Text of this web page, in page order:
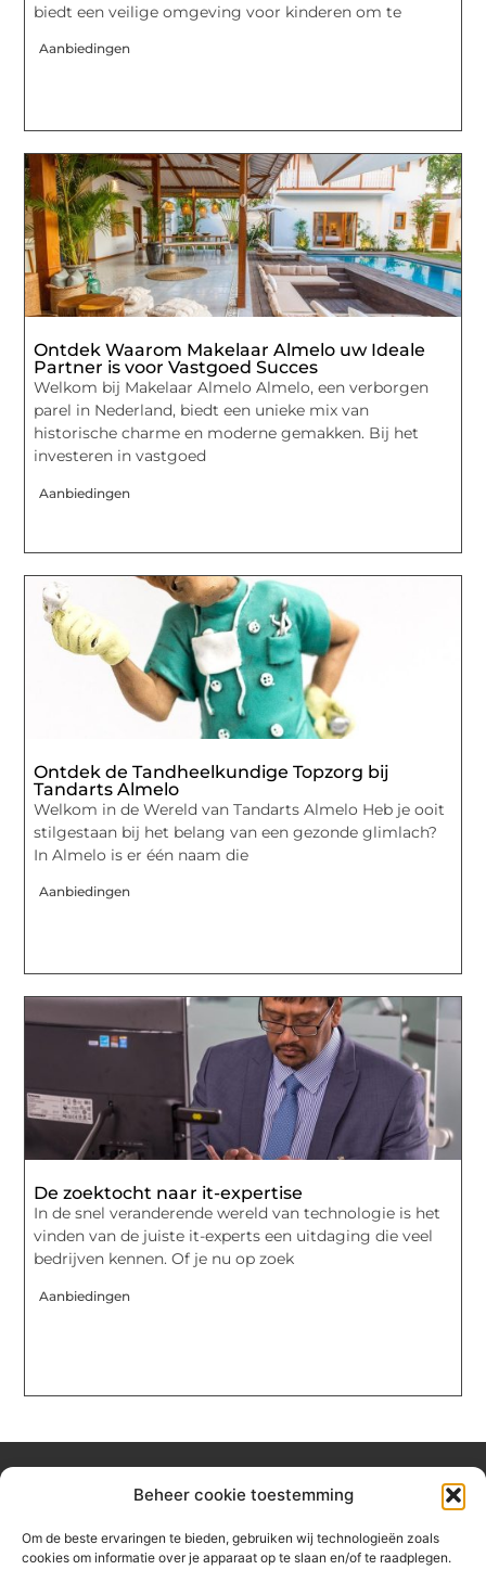
Beheer cookie toestemming
Om de beste ervaringen te bieden, gebruiken wij technologieën zoals
cookies om informatie over je apparaat op te slaan en/of te raadplegen.
biedt een veilige omgeving voor kinderen om te
Aanbiedingen
Ontdek Waarom Makelaar Almelo uw Ideale
Partner is voor Vastgoed Succes
Welkom bij Makelaar Almelo Almelo, een verborgen
parel in Nederland, biedt een unieke mix van
historische charme en moderne gemakken. Bij het
investeren in vastgoed
Aanbiedingen
Ontdek de Tandheelkundige Topzorg bij
Tandarts Almelo
Welkom in de Wereld van Tandarts Almelo Heb je ooit
stilgestaan bij het belang van een gezonde glimlach?
In Almelo is er één naam die
Aanbiedingen
De zoektocht naar it-expertise
In de snel veranderende wereld van technologie is het
vinden van de juiste it-experts een uitdaging die veel
bedrijven kennen. Of je nu op zoek
Aanbiedingen
Jouw gids voor inspiratie en tips uit het dagelijks leven.
Ontdek een brede verzameling blogs en artikelen die je helpen